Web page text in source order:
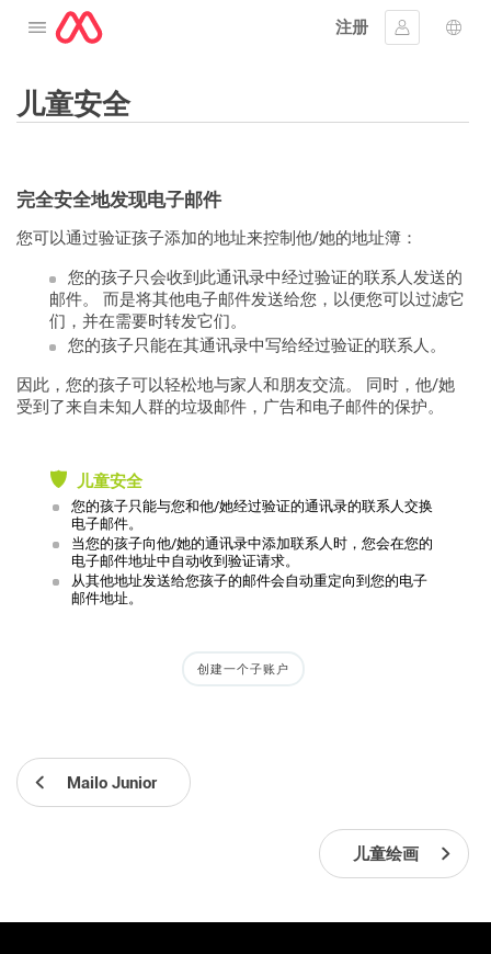
打开菜单
注册
登入 语言
儿童安全
完全安全地发现电子邮件
您可以通过验证孩子添加的地址来控制他/她的地址簿：
您的孩子只会收到此通讯录中经过验证的联系人发送的
邮件。 而是将其他电子邮件发送给您，以便您可以过滤它
们，并在需要时转发它们。
您的孩子只能在其通讯录中写给经过验证的联系人。
因此，您的孩子可以轻松地与家人和朋友交流。 同时，他/她
受到了来自未知人群的垃圾邮件，广告和电子邮件的保护。
儿童安全
您的孩子只能与您和他/她经过验证的通讯录的联系人交换
电子邮件。
当您的孩子向他/她的通讯录中添加联系人时，您会在您的
电子邮件地址中自动收到验证请求。
从其他地址发送给您孩子的邮件会自动重定向到您的电子
邮件地址。
创建一个子账户
Mailo Junior
儿童绘画